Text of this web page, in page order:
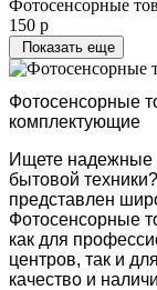
Фотосенсорные
150 р
Показать еще
Фотосенсорные
комплектующие
Ищете надежные
бытовой
представлен
Фотосенсорные
как для
центров, так и
качество и